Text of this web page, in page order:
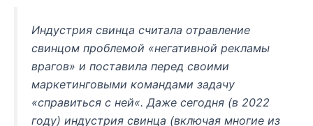
Индустрия свинца считала отравление
свинцом проблемой «негативной рекламы
врагов» и поставила перед своими
маркетинговыми командами задачу
«справиться с ней«. Даже сегодня (в 2022
году) индустрия свинца (включая многие из